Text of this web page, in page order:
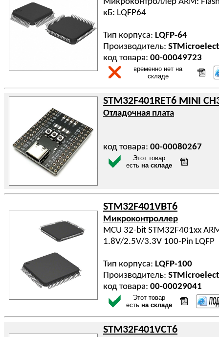
кБ: LQFP64
Тип корпуса: LQFP-64
Производитель:
код товара: 00-00049723
временно нет на
складе
STM32F401RET6 MINI
Отладочная плата
код товара: 00-00080267
Этот товар
есть на складе
STM32F401VBT6
Микроконтроллер
MCU 32-bit STM32F401xx
1.8V/2.5V/3.3V 100-Pin LQFP
Тип корпуса: LQFP-100
Производитель:
код товара: 00-00029041
Этот товар
есть на складе
STM32F401VCT6